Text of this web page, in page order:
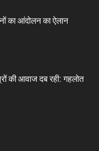
का आंदोलन का ऐलान
की आवाज दब रही: गहलोत